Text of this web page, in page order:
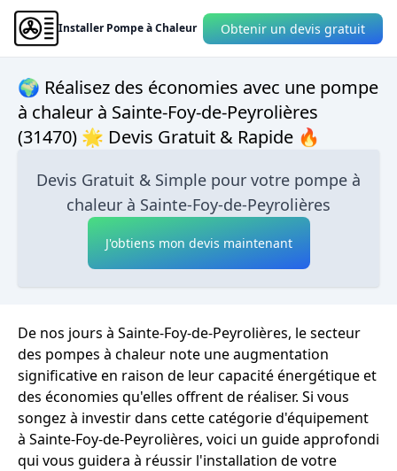
Installer Pompe à Chaleur Obtenir un devis gratuit
🌍 Réalisez des économies avec une pompe
à chaleur à Sainte-Foy-de-Peyrolières
(31470) 🌟 Devis Gratuit & Rapide 🔥
Devis Gratuit & Simple pour votre pompe à
chaleur à Sainte-Foy-de-Peyrolières
J'obtiens mon devis maintenant
De nos jours à Sainte-Foy-de-Peyrolières, le secteur
des pompes à chaleur note une augmentation
significative en raison de leur capacité énergétique et
des économies qu'elles offrent de réaliser. Si vous
songez à investir dans cette catégorie d'équipement
à Sainte-Foy-de-Peyrolières, voici un guide approfondi
qui vous guidera à réussir l'installation de votre